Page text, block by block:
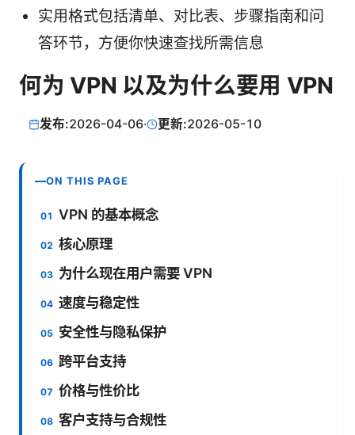
实用格式包括清单、对比表、步骤指南和问
答环节，方便你快速查找所需信息
何为 VPN 以及为什么要用 VPN
发布:2026-04-06· 更新:2026-05-10
ON THIS PAGE
VPN 的基本概念
核心原理
为什么现在用户需要 VPN
速度与稳定性
安全性与隐私保护
跨平台支持
价格与性价比
客户支持与合规性